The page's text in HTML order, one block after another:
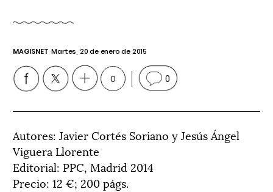
MAGISNET Martes, 20 de enero de 2015
0 0
Autores: Javier Cortés Soriano y Jesús Ángel
Viguera Llorente
Editorial: PPC, Madrid 2014
Precio: 12 €; 200 págs.